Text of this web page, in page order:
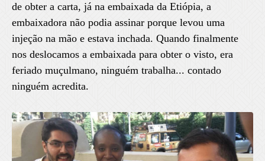
de obter a carta, já na embaixada da Etiópia, a
embaixadora não podia assinar porque levou uma
injeção na mão e estava inchada. Quando finalmente
nos deslocamos a embaixada para obter o visto, era
feriado muçulmano, ninguém trabalha... contado
ninguém acredita.